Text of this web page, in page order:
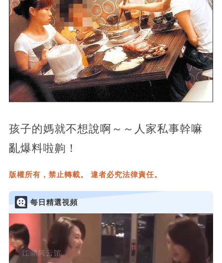
孩子的媽就不想說啊～～人家私事幹嘛
亂爆料啦齁！
版權所有，禁止轉載。 違者必究法律責任。
每日精選視頻